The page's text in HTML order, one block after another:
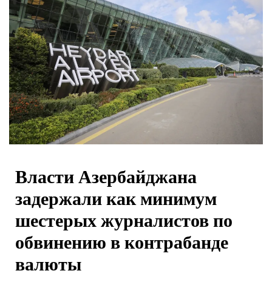
Власти Азербайджана
задержали как минимум
шестерых журналистов по
обвинению в контрабанде
валюты